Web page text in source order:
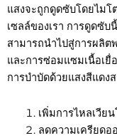
แสงจะถูกดูดซับโดยไมโ
เซลล์ของเรา การดูดซั
สามารถนำไปสู่การผลิ
และการซ่อมแซมเนื้อเ
การบำบัดด้วยแสงสีแดง
เพิ่มการไหลเวีย
ลดความเครียดอ